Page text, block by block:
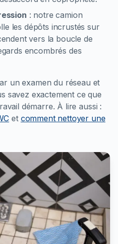
: notre camion
les dépôts incrustés sur
vers la boucle de
encombrés des
un examen du réseau et
savez exactement ce que
démarre. À lire aussi :
et comment nettoyer une